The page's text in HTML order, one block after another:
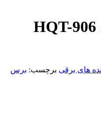
های برقی برچسب: برس